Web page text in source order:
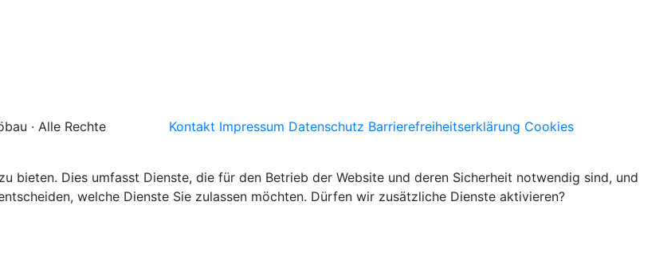
· Alle Rechte
Kontakt Impressum Datenschutz Barrierefreiheitserklärung Cookies
bieten. Dies umfasst Dienste, die für den Betrieb der Website und deren Sicherheit notwendig sind, und
welche Dienste Sie zulassen möchten. Dürfen wir zusätzliche Dienste aktivieren?